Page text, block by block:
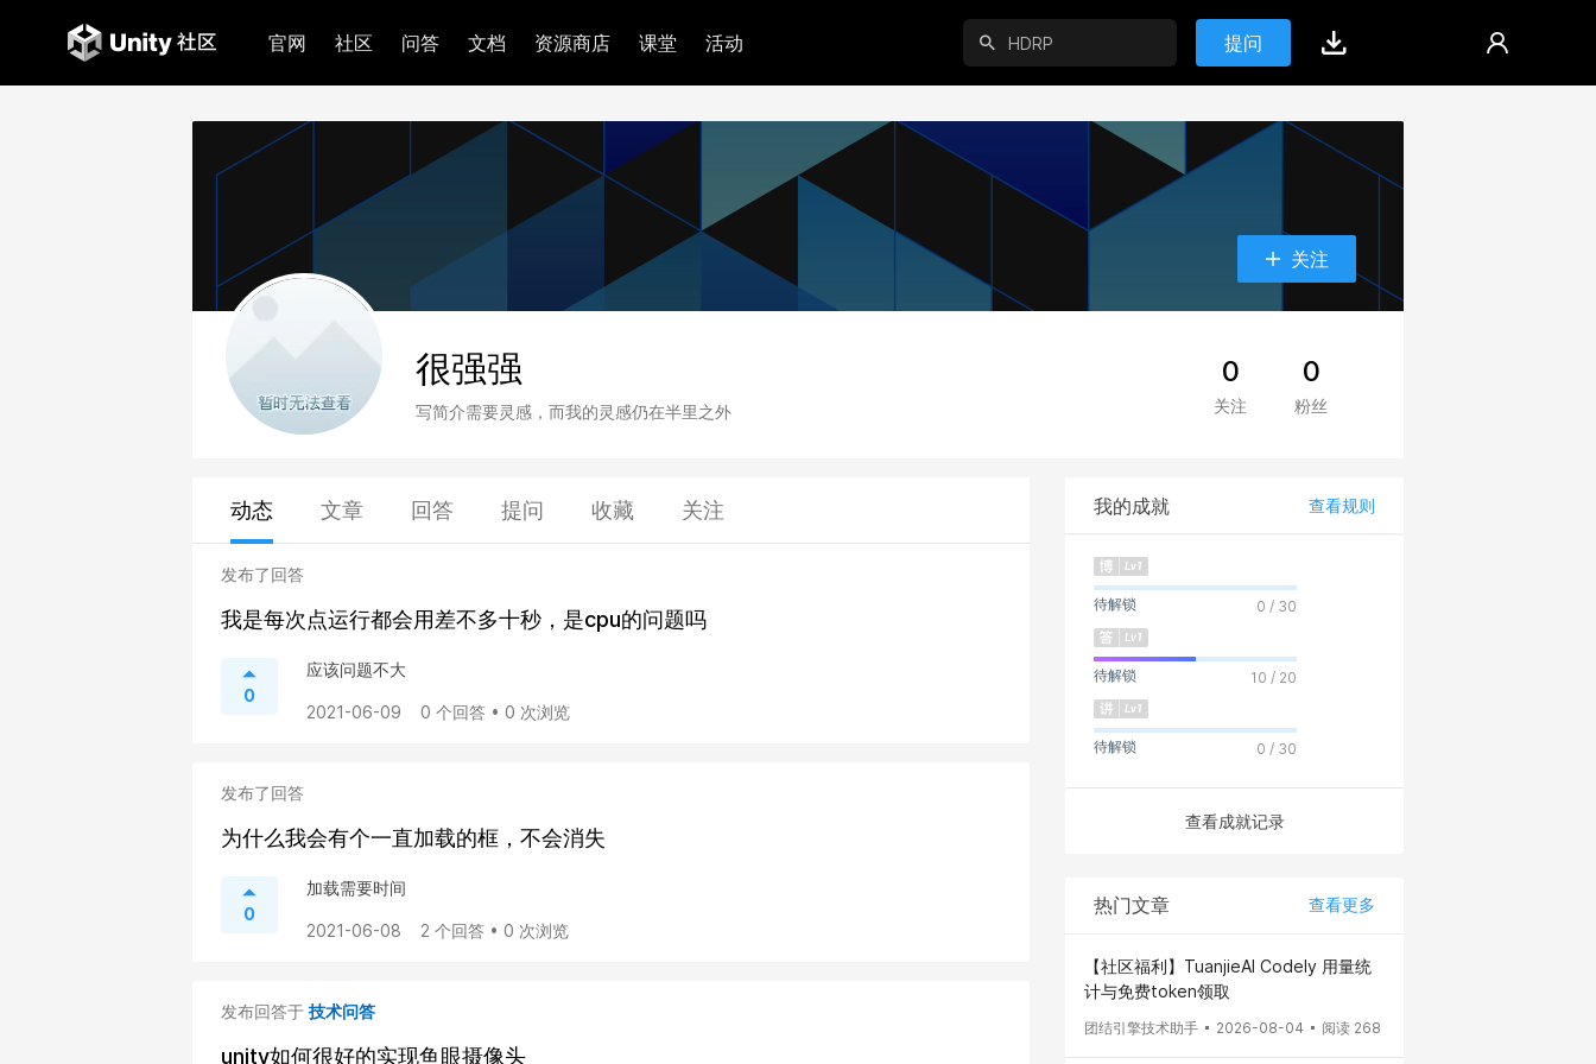
官网 社区 问答 文档 资源商店 课堂 活动 提问
关注
很强强
写简介需要灵感，而我的灵感仍在半里之外
0
关注
0
粉丝
动态 文章 回答 提问 收藏 关注
发布了回答
我是每次点运行都会用差不多十秒，是cpu的问题吗
0
应该问题不大
2021-06-09 0 个回答 • 0 次浏览
发布了回答
为什么我会有个一直加载的框，不会消失
0
加载需要时间
2021-06-08 2 个回答 • 0 次浏览
发布回答于 技术问答
unity如何很好的实现鱼眼摄像头
我的成就 查看规则
待解锁 0 / 30
待解锁 10 / 20
待解锁 0 / 30
查看成就记录
热门文章 查看更多
【社区福利】TuanjieAI Codely 用量统
计与免费token领取
团结引擎技术助手 2026-08-04 阅读 268